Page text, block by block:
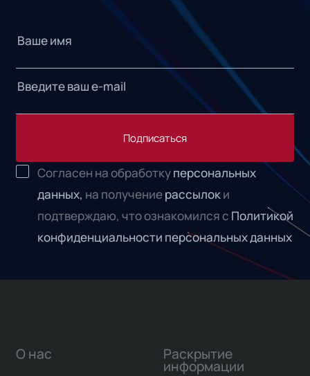
Подписаться
Согласен на обработкуперсональных
данных, на получениерассылоки
подтверждаю, что ознакомился с Политикой
конфиденциальности персональных данных
О нас Раскрытие
информации